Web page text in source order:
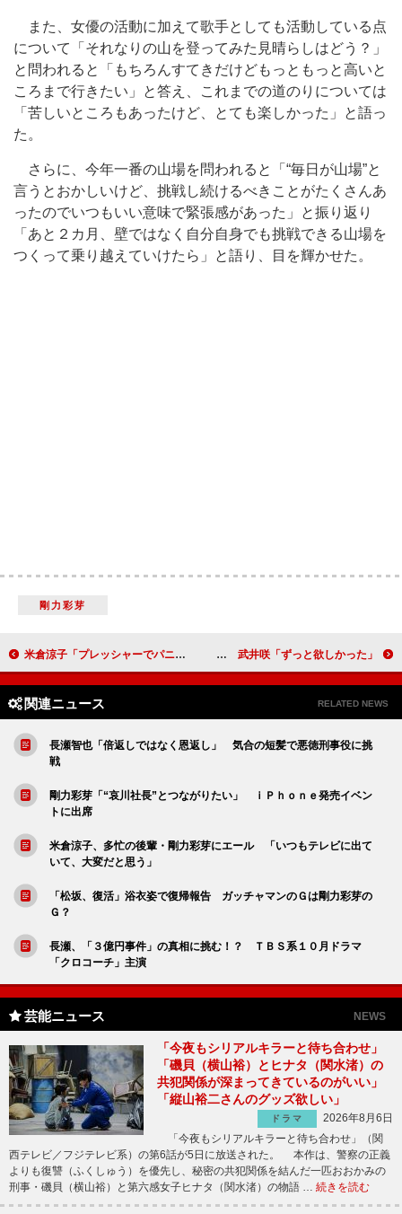
また、女優の活動に加えて歌手としても活動している点
について「それなりの山を登ってみた見晴らしはどう？」
と問われると「もちろんすてきだけどもっともっと高いと
ころまで行きたい」と答え、これまでの道のりについては
「苦しいところもあったけど、とても楽しかった」と語っ
た。
さらに、今年一番の山場を問われると「“毎日が山場”と
言うとおかしいけど、挑戦し続けるべきことがたくさんあ
ったのでいつもいい意味で緊張感があった」と振り返り
「あと２カ月、壁ではなく自分自身でも挑戦できる山場を
つくって乗り越えていけたら」と語り、目を輝かせた。
剛力彩芽
米倉涼子「プレッシャーでパニックになっていました」 『ダイアナ』日本語吹き替え版完成披露試写会 鈴木保奈美、ローラらに「メガネ ベストドレッサー賞」 武井咲「ずっと欲しかった」
関連ニュース RELATED NEWS
長瀬智也「倍返しではなく恩返し」 気合の短髪で悪徳刑事役に挑
戦
剛力彩芽「“哀川社長”とつながりたい」 ｉＰｈｏｎｅ発売イベン
トに出席
米倉涼子、多忙の後輩・剛力彩芽にエール 「いつもテレビに出て
いて、大変だと思う」
「松坂、復活」浴衣姿で復帰報告 ガッチャマンのＧは剛力彩芽の
Ｇ？
長瀬、「３億円事件」の真相に挑む！？ ＴＢＳ系１０月ドラマ
「クロコーチ」主演
芸能ニュース NEWS
「今夜もシリアルキラーと待ち合わせ」
「磯貝（横山裕）とヒナタ（関水渚）の
共犯関係が深まってきているのがいい」
「縦山裕二さんのグッズ欲しい」
ドラマ
2026年8月6日
「今夜もシリアルキラーと待ち合わせ」（関
西テレビ／フジテレビ系）の第6話が5日に放送された。 本作は、警察の正義
よりも復讐（ふくしゅう）を優先し、秘密の共犯関係を結んだ一匹おおかみの
刑事・磯貝（横山裕）と第六感女子ヒナタ（関水渚）の物語 … 続きを読む